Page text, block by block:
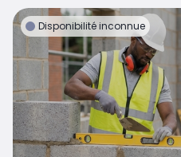
Disponibilité inconnue